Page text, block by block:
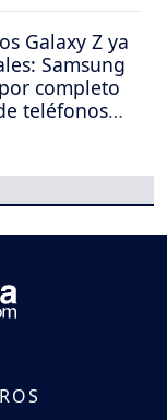
Galaxy Z ya
Samsung
completo
teléfonos